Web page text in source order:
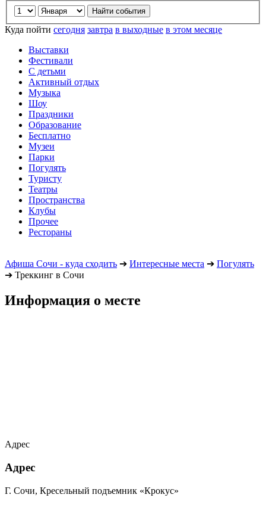
Куда пойти сегодня завтра в выходные в этом месяце
Выставки
Фестивали
С детьми
Активный отдых
Музыка
Шоу
Праздники
Образование
Бесплатно
Музеи
Парки
Погулять
Туристу
Театры
Пространства
Клубы
Прочее
Рестораны
Афиша Сочи - куда сходить ➔ Интересные места ➔ Погулять
➔ Треккинг в Сочи
Информация о месте
Адрес
Адрес
Г. Сочи, Кресельный подъемник «Крокус»